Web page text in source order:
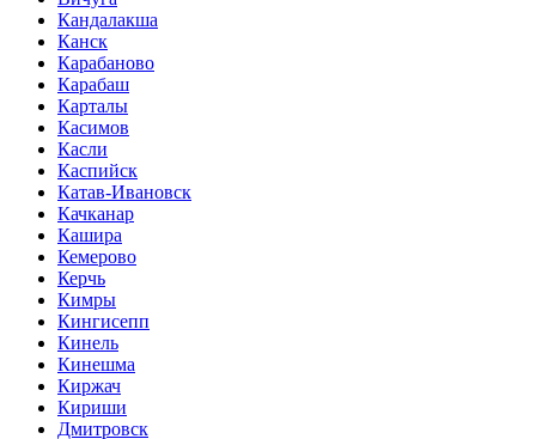
Кандалакша
Канск
Карабаново
Карабаш
Карталы
Касимов
Касли
Каспийск
Катав-Ивановск
Качканар
Кашира
Кемерово
Керчь
Кимры
Кингисепп
Кинель
Кинешма
Киржач
Кириши
Дмитровск